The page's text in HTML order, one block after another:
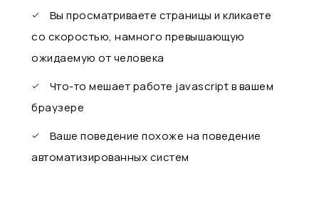
Вы просматриваете страницы и кликаете
со скоростью, намного превышающую
ожидаемую от человека
Что-то мешает работе javascript в вашем
браузере
Ваше поведение похоже на поведение
автоматизированных систем